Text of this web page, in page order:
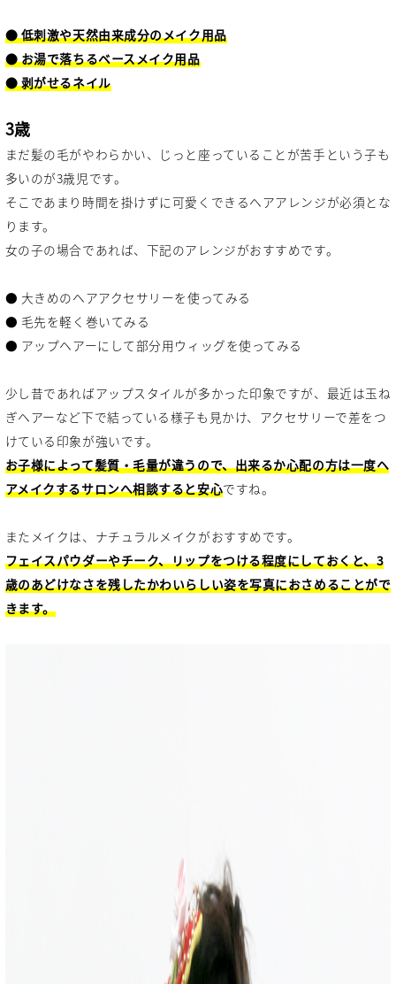
● 低刺激や天然由来成分のメイク用品
● お湯で落ちるベースメイク用品
● 剥がせるネイル
3歳
まだ髪の毛がやわらかい、じっと座っていることが苦手という子も
多いのが3歳児です。
そこであまり時間を掛けずに可愛くできるヘアアレンジが必須とな
ります。
女の子の場合であれば、下記のアレンジがおすすめです。
● 大きめのヘアアクセサリーを使ってみる
● 毛先を軽く巻いてみる
● アップヘアーにして部分用ウィッグを使ってみる
少し昔であればアップスタイルが多かった印象ですが、最近は玉ね
ぎヘアーなど下で結っている様子も見かけ、アクセサリーで差をつ
けている印象が強いです。
お子様によって髪質・毛量が違うので、出来るか心配の方は一度ヘ
アメイクするサロンへ相談すると安心ですね。
またメイクは、ナチュラルメイクがおすすめです。
フェイスパウダーやチーク、リップをつける程度にしておくと、3
歳のあどけなさを残したかわいらしい姿を写真におさめることがで
きます。